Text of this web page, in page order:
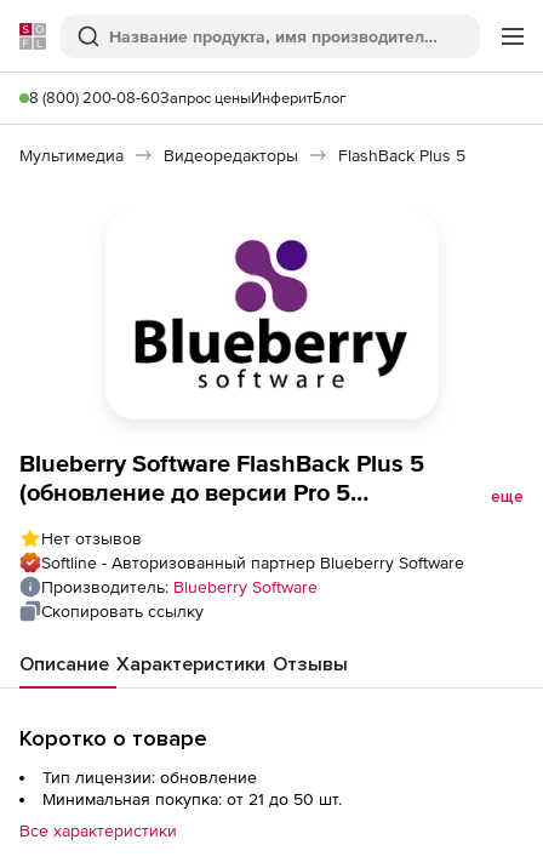
Softline
Поиск
8 (800) 200-08-60Запрос ценыИнферитБлог
Мультимедиа Видеоредакторы FlashBack Plus 5
Blueberry Software FlashBack Plus 5
(обновление до версии Pro 5
еще
Нет отзывов
Softline - Авторизованный партнер Blueberry Software
Производитель: Blueberry Software
Скопировать ссылку
Описание Характеристики Отзывы
Коротко о товаре
Тип лицензии: обновление
Минимальная покупка: от 21 до 50 шт.
Все характеристики